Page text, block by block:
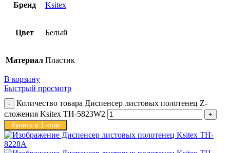
Бренд Ksitex
Цвет Белый
Материал Пластик
В корзину
Быстрый просмотр
Количество товара Диспенсер листовых полотенец Z-
сложения Ksitex TH-5823W2
Купить в 1 клик